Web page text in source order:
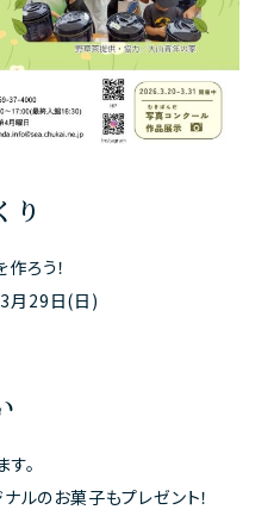
り
ろう！
月29日(日)
。
ルのお菓子もプレゼント！